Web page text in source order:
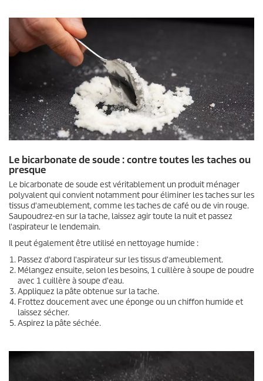
Le bicarbonate de soude : contre toutes les taches ou
presque
Le bicarbonate de soude est véritablement un produit ménager
polyvalent qui convient notamment pour éliminer les taches sur les
tissus d'ameublement, comme les taches de café ou de vin rouge.
Saupoudrez-en sur la tache, laissez agir toute la nuit et passez
l'aspirateur le lendemain.
Il peut également être utilisé en nettoyage humide :
Passez d'abord l'aspirateur sur les tissus d'ameublement.
Mélangez ensuite, selon les besoins, 1 cuillère à soupe de poudre
avec 1 cuillère à soupe d'eau.
Appliquez la pâte obtenue sur la tache.
Frottez doucement avec une éponge ou un chiffon humide et
laissez sécher.
Aspirez la pâte séchée.